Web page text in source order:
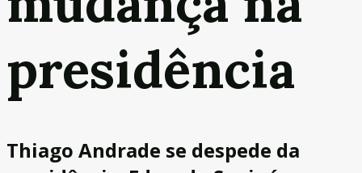
presidência
Thiago Andrade se despede da